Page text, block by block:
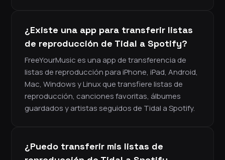
¿Existe una app para transferir listas
de reproducción de Tidal a Spotify?
FreeYourMusic es una app de transferencia de
listas de reproducción para iPhone, iPad, Android,
Mac, Windows y Linux que transfiere listas de
reproducción, canciones favoritas, álbumes
guardados y artistas seguidos de Tidal a Spotify.
¿Puedo transferir mis listas de